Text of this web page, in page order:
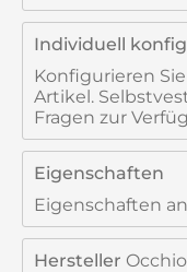
Individuell
Konfigurieren
Artikel.
Fragen zur
Eigenschaften
Eigenschaften
Hersteller Occhio